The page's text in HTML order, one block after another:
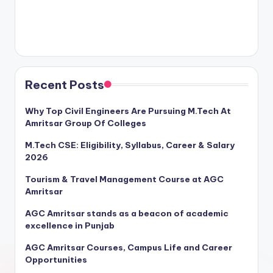
Recent Posts
Why Top Civil Engineers Are Pursuing M.Tech At
Amritsar Group Of Colleges
M.Tech CSE: Eligibility, Syllabus, Career & Salary
2026
Tourism & Travel Management Course at AGC
Amritsar
AGC Amritsar stands as a beacon of academic
excellence in Punjab
AGC Amritsar Courses, Campus Life and Career
Opportunities